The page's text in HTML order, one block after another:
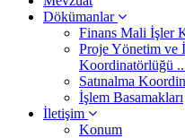
Dökümanlar
Finans Mali İşler
Proje Yönetim ve
Koordinatörlüğü
Satınalma
İşlem Basamakları
İletişim
Konum